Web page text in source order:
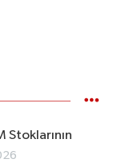
Stoklarının